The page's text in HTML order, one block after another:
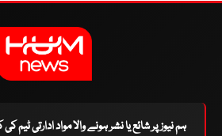
ہم نیوز پر شائع یا نشر ہونے والا مواد ادارتی